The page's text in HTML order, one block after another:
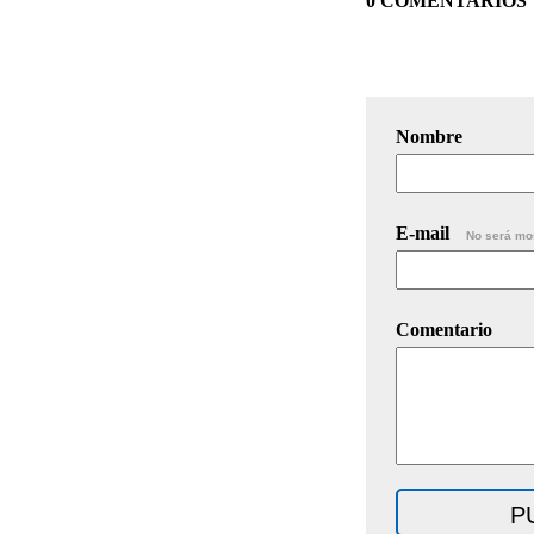
Nombre
E-mail No será
Comentario